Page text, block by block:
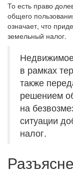
То есть право
общего
означает, что
земельный налог.
в рамках
также
решением
на
ситуации
налог.